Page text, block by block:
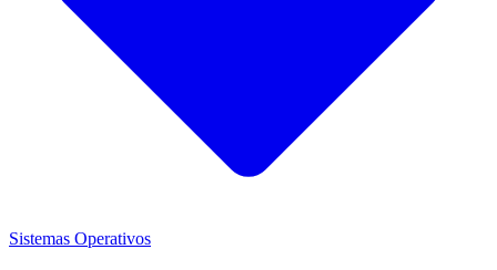
Sistemas Operativos